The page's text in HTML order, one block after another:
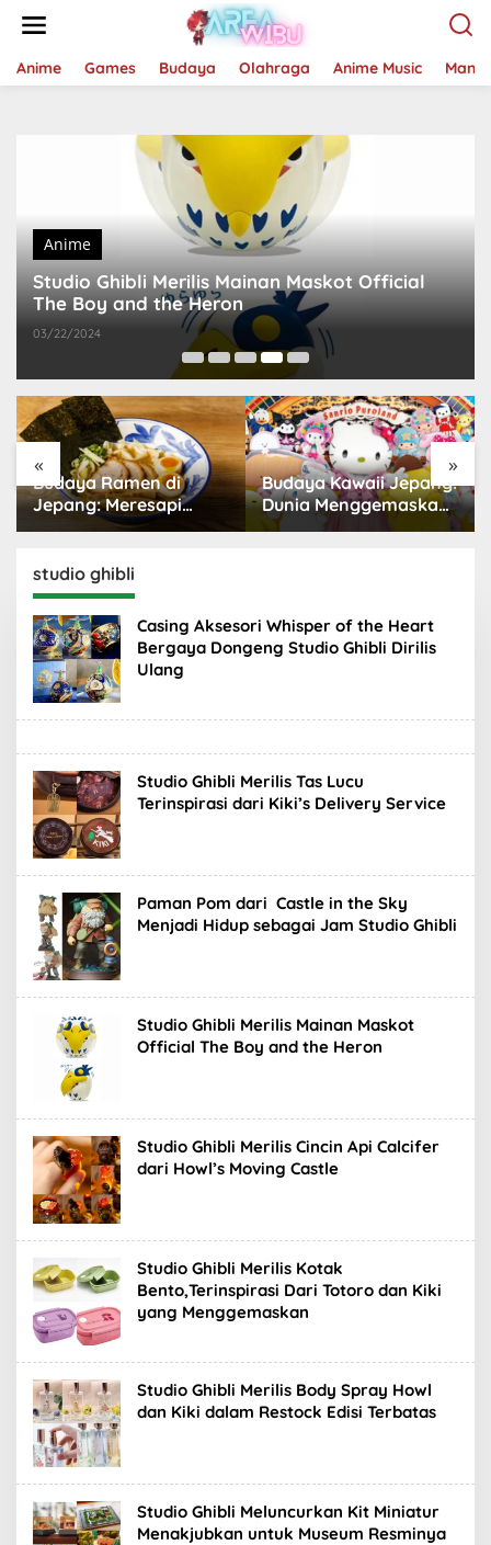
Anime Games Budaya Olahraga Anime Music
Anime
Studio Ghibli Merilis Mainan Maskot Official
The Boy and the Heron
03/22/2024
« »
Budaya Ramen di
Jepang: Meresapi
Tradisi Lezat
Budaya Kawaii Jepang:
Dunia Menggemaskan
yang Populer
studio ghibli
Casing Aksesori Whisper of the Heart
Bergaya Dongeng Studio Ghibli Dirilis
Ulang
Studio Ghibli Merilis Tas Lucu
Terinspirasi dari Kiki’s Delivery Service
Paman Pom dari Castle in the Sky
Menjadi Hidup sebagai Jam Studio Ghibli
Studio Ghibli Merilis Mainan Maskot
Official The Boy and the Heron
Studio Ghibli Merilis Cincin Api Calcifer
dari Howl’s Moving Castle
Studio Ghibli Merilis Kotak
Bento,Terinspirasi Dari Totoro dan Kiki
yang Menggemaskan
Studio Ghibli Merilis Body Spray Howl
dan Kiki dalam Restock Edisi Terbatas
Studio Ghibli Meluncurkan Kit Miniatur
Menakjubkan untuk Museum Resminya